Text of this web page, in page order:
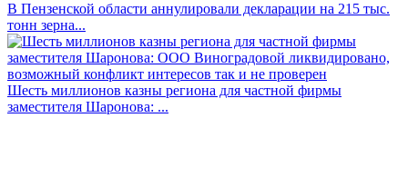
В Пензенской области аннулировали декларации на 215 тыс.
тонн зерна...
Шесть миллионов казны региона для частной фирмы
заместителя Шаронова: ...